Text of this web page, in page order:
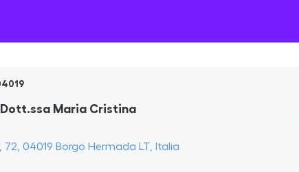
Maria Cristina
04019 Borgo Hermada LT, Italia